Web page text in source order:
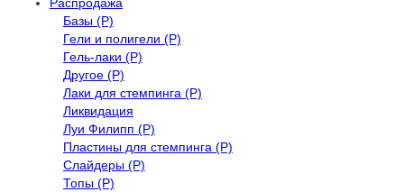
Распродажа
Базы (Р)
Гели и полигели (Р)
Гель-лаки (Р)
Другое (Р)
Лаки для стемпинга (Р)
Ликвидация
Луи Филипп (Р)
Пластины для стемпинга (Р)
Слайдеры (Р)
Топы (Р)